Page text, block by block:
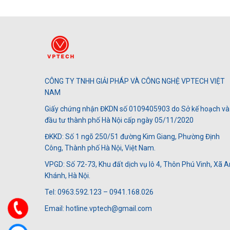
CÔNG TY TNHH GIẢI PHÁP VÀ CÔNG NGHỆ VPTECH VIỆT
NAM
Giấy chứng nhận ĐKDN số 0109405903 do Sở kế hoạch và
đầu tư thành phố Hà Nội cấp ngày 05/11/2020
ĐKKD: Số 1 ngõ 250/51 đường Kim Giang, Phường Định
Công, Thành phố Hà Nội, Việt Nam.
VPGD: Số 72-73, Khu đất dịch vụ lô 4, Thôn Phú Vinh, Xã
Khánh, Hà Nội.
Tel: 0963.592.123 – 0941.168.026
Email: hotline.vptech@gmail.com